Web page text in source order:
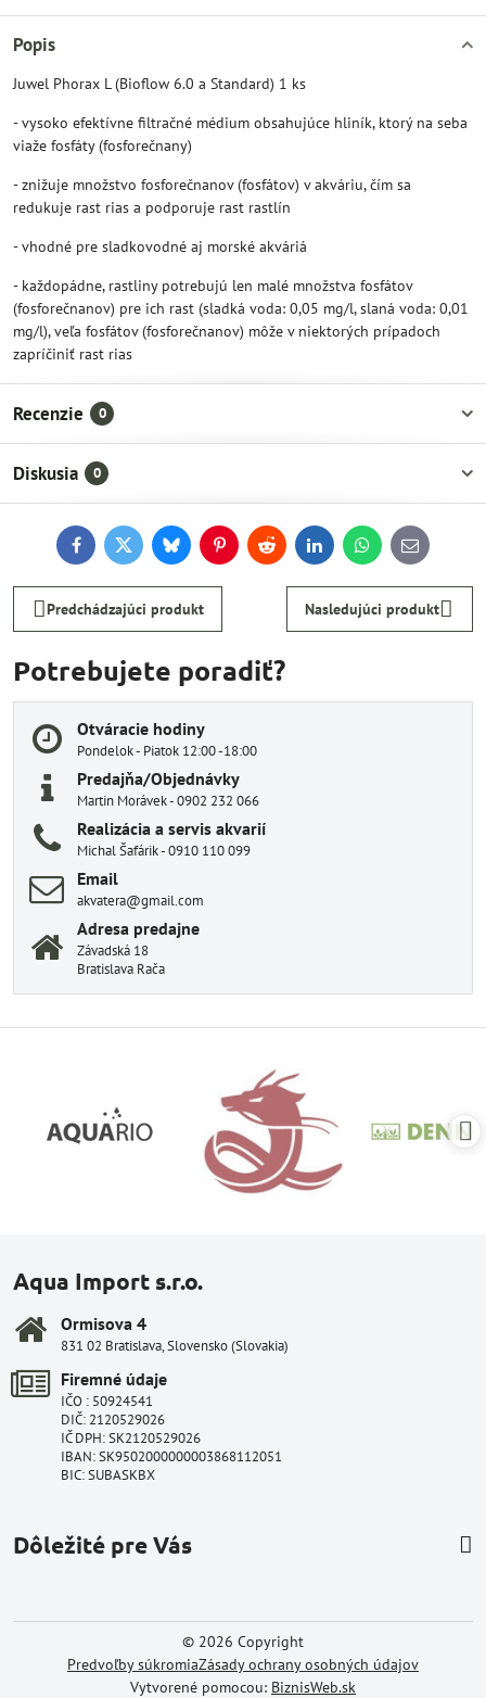
Popis
Juwel Phorax L (Bioflow 6.0 a Standard) 1 ks
- vysoko efektívne filtračné médium obsahujúce hliník, ktorý na seba
viaže fosfáty (fosforečnany)
- znižuje množstvo fosforečnanov (fosfátov) v akváriu, čím sa
redukuje rast rias a podporuje rast rastlín
- vhodné pre sladkovodné aj morské akváriá
- každopádne, rastliny potrebujú len malé množstva fosfátov
(fosforečnanov) pre ich rast (sladká voda: 0,05 mg/l, slaná voda: 0,01
mg/l), veľa fosfátov (fosforečnanov) môže v niektorých prípadoch
zapríčiniť rast rias
Recenzie 0
Diskusia 0
FacebookTwitterBlueskyPinterestReddit LinkedInWhatsApp
E-
mail
Predchádzajúci produkt Nasledujúci produkt
Potrebujete poradiť?
Otváracie hodiny
Pondelok - Piatok 12:00 -18:00
Predajňa/Objednávky
Martin Morávek - 0902 232 066
Realizácia a servis akvarií
Michal Šafárik - 0910 110 099
Email
akvatera@gmail.com
Adresa predajne
Závadská 18
Bratislava Rača
Aqua Import s.r.o.
Ormisova 4
831 02 Bratislava, Slovensko (Slovakia)
Firemné údaje
IČO : 50924541
DIČ: 2120529026
IČ DPH: SK2120529026
IBAN: SK9502000000003868112051
BIC: SUBASKBX
Dôležité pre Vás
© 2026 Copyright
Predvoľby súkromiaZásady ochrany osobných údajov
Vytvorené pomocou: BiznisWeb.sk